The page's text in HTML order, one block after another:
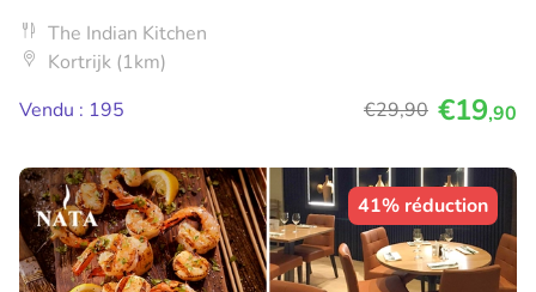
The Indian Kitchen
Kortrijk (1km)
Vendu : 195
€29,90 €19,90
41% réduction